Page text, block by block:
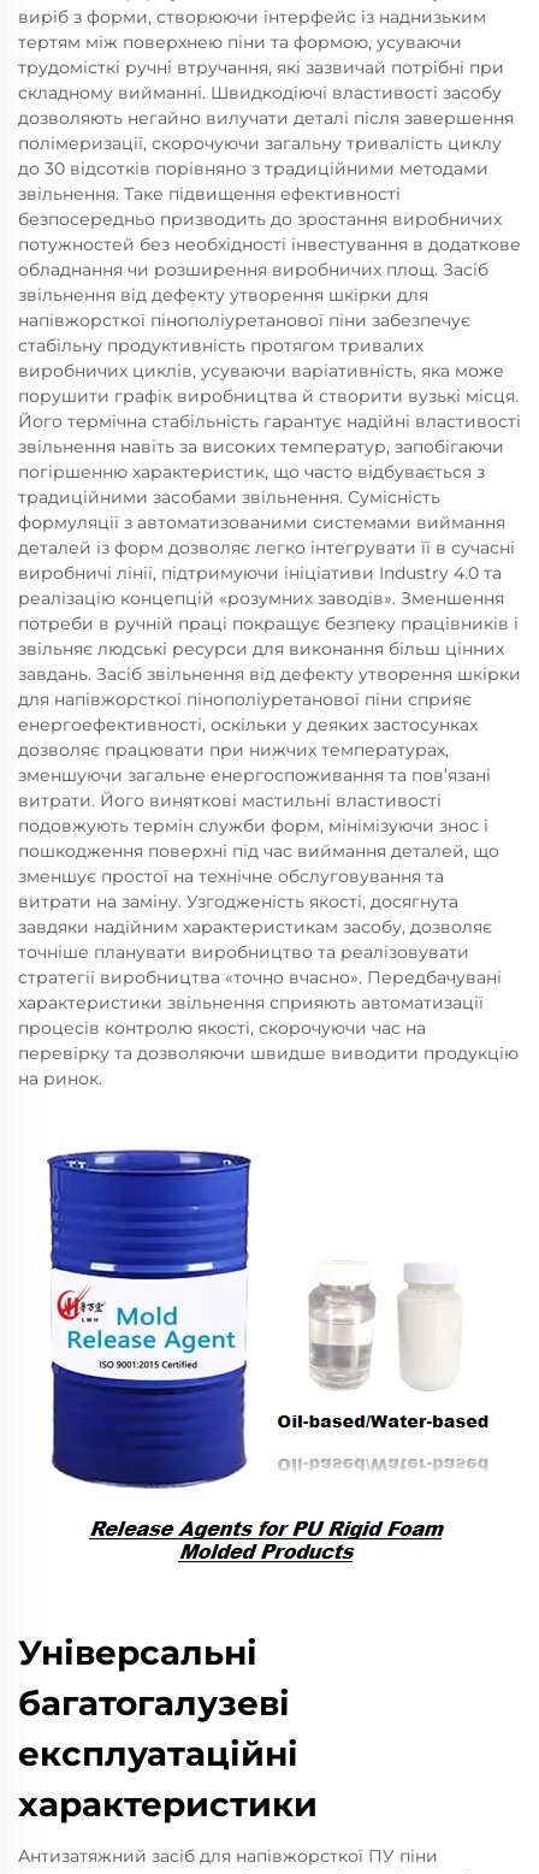
виріб з форми, створюючи інтерфейс із наднизьким
тертям між поверхнею піни та формою, усуваючи
трудомісткі ручні втручання, які зазвичай потрібні при
складному вийманні. Швидкодіючі властивості засобу
дозволяють негайно вилучати деталі після завершення
полімеризації, скорочуючи загальну тривалість циклу
до 30 відсотків порівняно з традиційними методами
звільнення. Таке підвищення ефективності
безпосередньо призводить до зростання виробничих
потужностей без необхідності інвестування в додаткове
обладнання чи розширення виробничих площ. Засіб
звільнення від дефекту утворення шкірки для
напівжорсткої пінополіуретанової піни забезпечує
стабільну продуктивність протягом тривалих
виробничих циклів, усуваючи варіативність, яка може
порушити графік виробництва й створити вузькі місця.
Його термічна стабільність гарантує надійні властивості
звільнення навіть за високих температур, запобігаючи
погіршенню характеристик, що часто відбувається з
традиційними засобами звільнення. Сумісність
формуляції з автоматизованими системами виймання
деталей із форм дозволяє легко інтегрувати її в сучасні
виробничі лінії, підтримуючи ініціативи Industry 4.0 та
реалізацію концепцій «розумних заводів». Зменшення
потреби в ручній праці покращує безпеку працівників і
звільняє людські ресурси для виконання більш цінних
завдань. Засіб звільнення від дефекту утворення шкірки
для напівжорсткої пінополіуретанової піни сприяє
енергоефективності, оскільки у деяких застосунках
дозволяє працювати при нижчих температурах,
зменшуючи загальне енергоспоживання та пов’язані
витрати. Його виняткові мастильні властивості
подовжують термін служби форм, мінімізуючи знос і
пошкодження поверхні під час виймання деталей, що
зменшує простої на технічне обслуговування та
витрати на заміну. Узгодженість якості, досягнута
завдяки надійним характеристикам засобу, дозволяє
точніше планувати виробництво та реалізовувати
стратегії виробництва «точно вчасно». Передбачувані
характеристики звільнення сприяють автоматизації
процесів контролю якості, скорочуючи час на
перевірку та дозволяючи швидше виводити продукцію
на ринок.
Універсальні
багатогалузеві
експлуатаційні
характеристики
Антизатяжний засіб для напівжорсткої ПУ піни